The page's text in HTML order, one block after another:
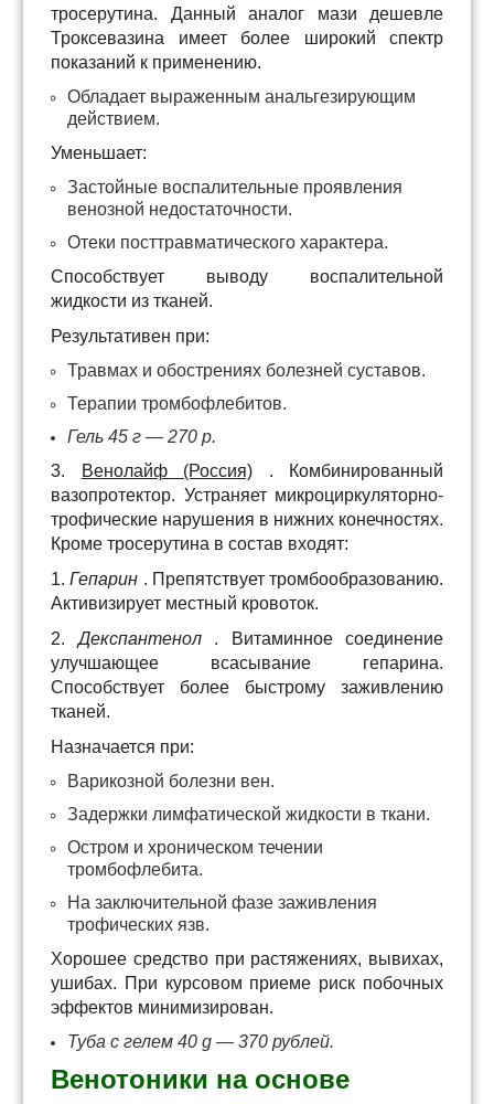
тросерутина. Данный аналог мази дешевле
Троксевазина имеет более широкий спектр
показаний к применению.
Обладает выраженным анальгезирующим
действием.
Уменьшает:
Застойные воспалительные проявления
венозной недостаточности.
Отеки посттравматического характера.
Способствует выводу воспалительной
жидкости из тканей.
Результативен при:
Травмах и обострениях болезней суставов.
Терапии тромбофлебитов.
Гель 45 г — 270 р.
3.
Венолайф (Россия) . Комбинированный
вазопротектор. Устраняет микроциркуляторно-
трофические нарушения в нижних конечностях.
Кроме тросерутина в состав входят:
1.Гепарин . Препятствует тромбообразованию.
Активизирует местный кровоток.
2.Декспантенол. Витаминное соединение
улучшающее всасывание гепарина.
Способствует более быстрому заживлению
тканей.
Назначается при:
Варикозной болезни вен.
Задержки лимфатической жидкости в ткани.
Остром и хроническом течении
тромбофлебита.
На заключительной фазе заживления
трофических язв.
Хорошее средство при растяжениях, вывихах,
ушибах. При курсовом приеме риск побочных
эффектов минимизирован.
Туба с гелем 40 g — 370 рублей.
Венотоники на основе